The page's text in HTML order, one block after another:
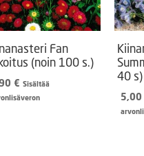
Fan
(noin 100 s.)
€ Sisältää
40 s)
5,00